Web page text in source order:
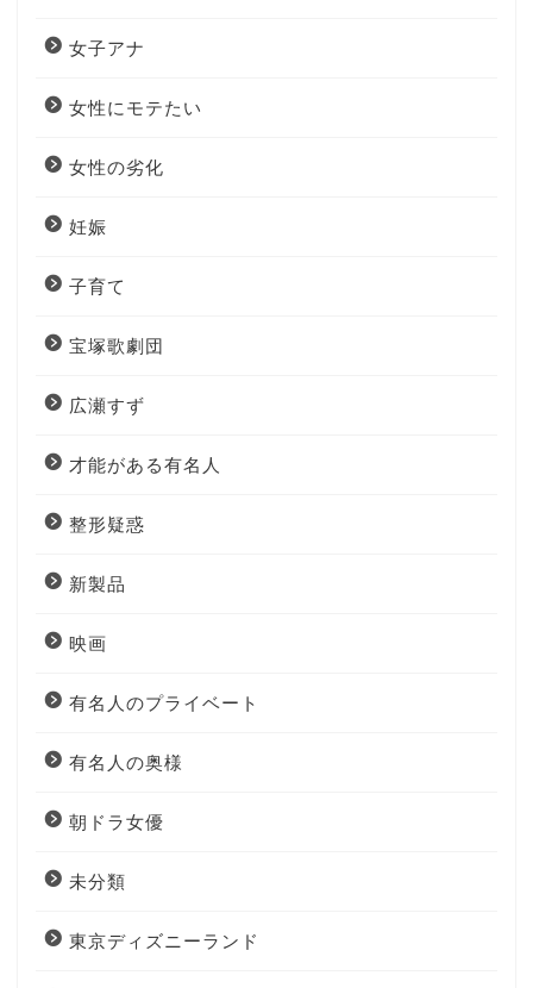
女子アナ
女性にモテたい
女性の劣化
妊娠
子育て
宝塚歌劇団
広瀬すず
才能がある有名人
整形疑惑
新製品
映画
有名人のプライベート
有名人の奥様
朝ドラ女優
未分類
東京ディズニーランド